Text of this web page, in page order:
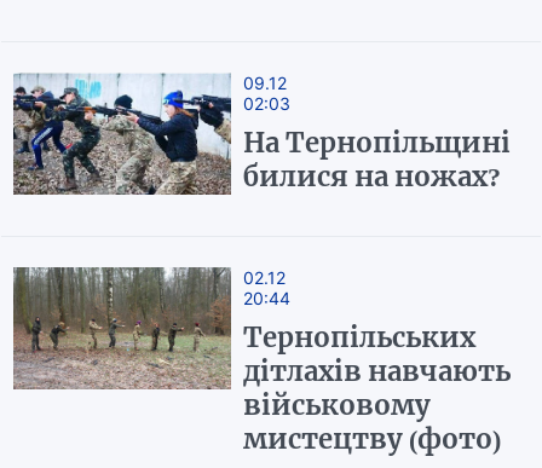
09.12
02:03
На Тернопільщині
билися на ножах?
02.12
20:44
Тернопільських
дітлахів навчають
військовому
мистецтву (фото)